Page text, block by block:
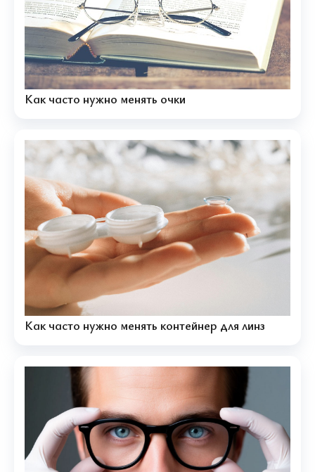
Как часто нужно менять очки
Как часто нужно менять контейнер для линз